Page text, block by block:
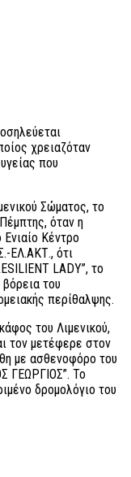
χρειαζόταν
που
Σώματος, το
όταν η
Κέντρο
ΕΛ.ΑΚΤ., ότι
LADY”, το
του
περίθαλψης.
του Λιμενικού,
τον μετέφερε στον
με ασθενοφόρο του
ΓΕΩΡΓΙΟΣ”. Το
δρομολόγιο του